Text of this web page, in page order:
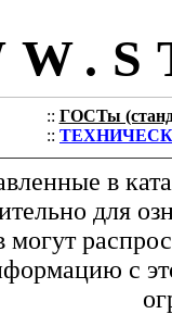
:: ГОСТы
::
в
для
могут
с